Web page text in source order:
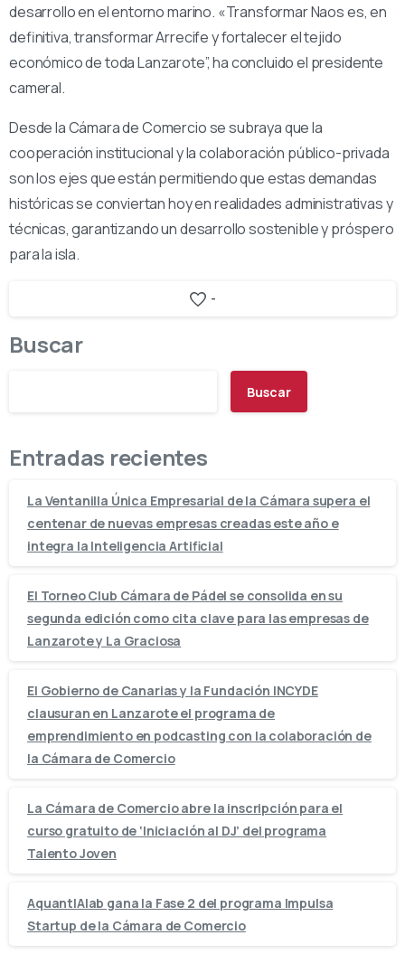
desarrollo en el entorno marino. «Transformar Naos es, en
definitiva, transformar Arrecife y fortalecer el tejido
económico de toda Lanzarote”, ha concluido el presidente
cameral.
Desde la Cámara de Comercio se subraya que la
cooperación institucional y la colaboración público-privada
son los ejes que están permitiendo que estas demandas
históricas se conviertan hoy en realidades administrativas y
técnicas, garantizando un desarrollo sostenible y próspero
para la isla.
-
Buscar
Buscar
Entradas recientes
La Ventanilla Única Empresarial de la Cámara supera el
centenar de nuevas empresas creadas este año e
integra la Inteligencia Artificial
El Torneo Club Cámara de Pádel se consolida en su
segunda edición como cita clave para las empresas de
Lanzarote y La Graciosa
El Gobierno de Canarias y la Fundación INCYDE
clausuran en Lanzarote el programa de
emprendimiento en podcasting con la colaboración de
la Cámara de Comercio
La Cámara de Comercio abre la inscripción para el
curso gratuito de ‘Iniciación al DJ’ del programa
Talento Joven
AquantIAlab gana la Fase 2 del programa Impulsa
Startup de la Cámara de Comercio